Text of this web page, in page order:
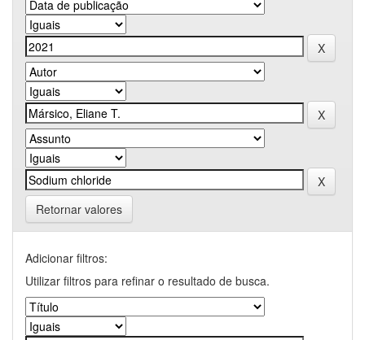
Retornar valores
Adicionar filtros:
Utilizar filtros para refinar o resultado de busca.